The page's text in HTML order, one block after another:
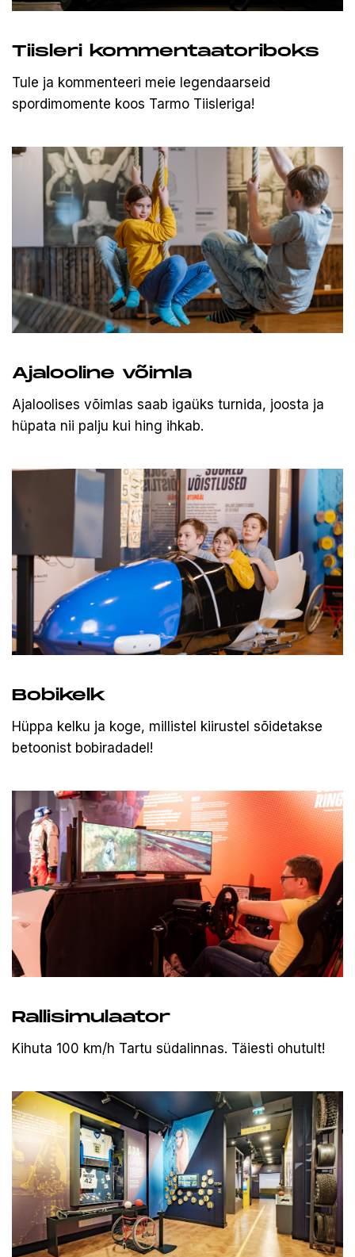
Tiisleri kommentaatoriboks
Tule ja kommenteeri meie legendaarseid
spordimomente koos Tarmo Tiisleriga!
Ajalooline võimla
Ajaloolises võimlas saab igaüks turnida, joosta ja
hüpata nii palju kui hing ihkab.
Bobikelk
Hüppa kelku ja koge, millistel kiirustel sõidetakse
betoonist bobiradadel!
Rallisimulaator
Kihuta 100 km/h Tartu südalinnas. Täiesti ohutult!